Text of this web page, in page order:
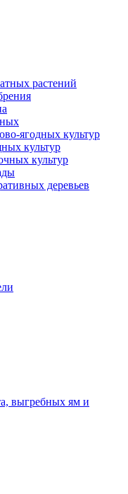
растений
ягодных культур
культур
культур
деревьев
выгребных ям и